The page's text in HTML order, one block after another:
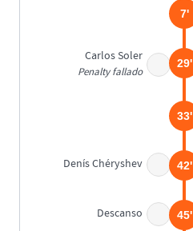
7'
Carlos Soler
Penalty fallado
29'
33'
Denís Chéryshev 42'
Descanso 45'